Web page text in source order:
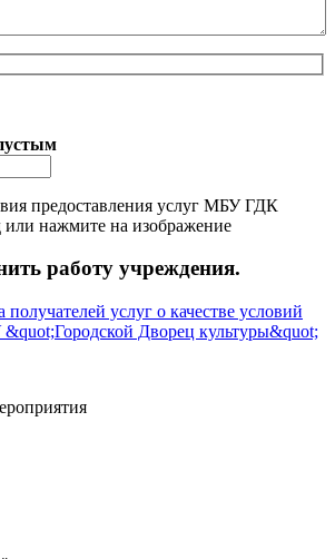
предоставления услуг МБУ ГДК
или нажмите на изображение
работу учреждения.